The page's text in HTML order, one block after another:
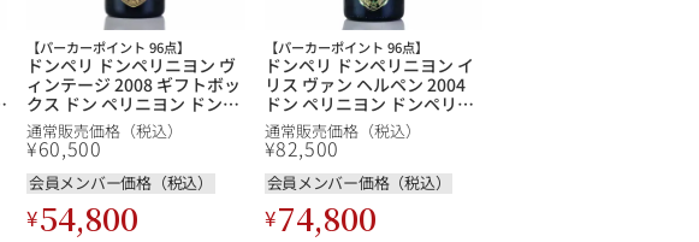
【パーカーポイント 96点】
ドンペリ ドンペリニヨン ヴ
ィンテージ 2008 ギフトボッ
クス ドン ペリニヨン ドンペ
リニョン Dom Perignon
Vintage フランス シャンパ
ン シャンパーニュ
通常販売価格（税込）
¥60,500
会員メンバー価格（税込）
¥54,800
【パーカーポイント 96点】
ドンペリ ドンペリニヨン イ
リス ヴァン ヘルペン 2004
ドン ペリニヨン ドンペリニ
ョン Dom Perignon
Metamorphosis by Iris Van
Herpen フランス シャンパ
ン シャンパーニュ
通常販売価格（税込）
¥82,500
会員メンバー価格（税込）
¥74,800